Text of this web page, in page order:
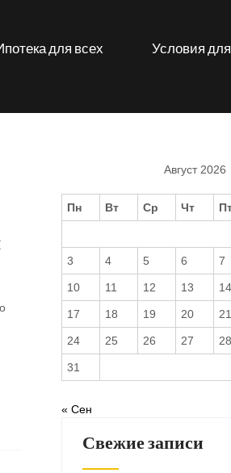
для всех Условия
Август 2026
Пн Вт Ср Чт
3 4 5 6 7
10 11 12 13 14
17 18 19 20 21
24 25 26 27 28
31
« Сен
Свежие записи